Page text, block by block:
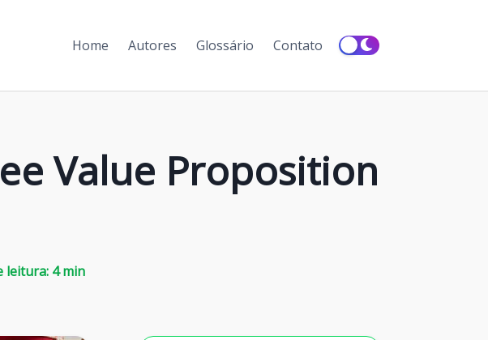
Home Autores Glossário Contato
Value Proposition
leitura: 4min